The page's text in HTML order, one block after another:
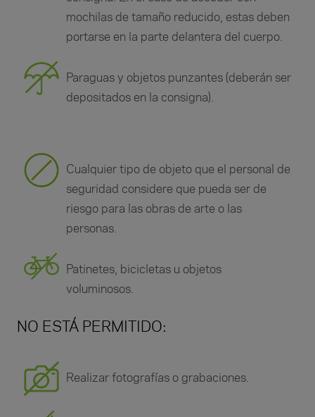
mochilas de tamaño reducido, estas deben
portarse en la parte delantera del cuerpo.
Paraguas y objetos punzantes (deberán ser
depositados en la consigna).
Cualquier tipo de objeto que el personal de
seguridad considere que pueda ser de
riesgo para las obras de arte o las
personas.
Patinetes, bicicletas u objetos
voluminosos.
NO ESTÁ PERMITIDO:
Realizar fotografías o grabaciones.